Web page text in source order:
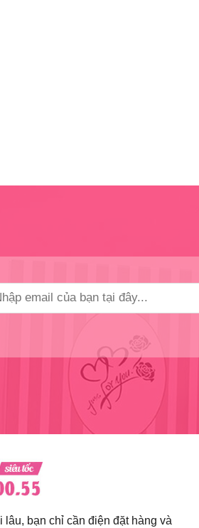
lâu, bạn chỉ cần điện đặt hàng và